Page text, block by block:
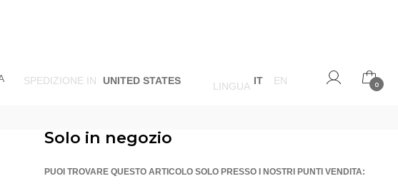
SPEDIZIONE IN UNITED STATES LINGUA IT EN 0
Solo in negozio
PUOI TROVARE QUESTO ARTICOLO SOLO PRESSO I NOSTRI PUNTI VENDITA: